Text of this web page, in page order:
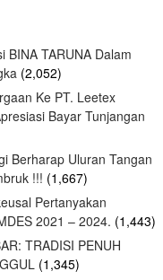
BINA TARUNA Dalam
(2,052)
Ke PT. Leetex
Bayar Tunjangan
Berharap Uluran Tangan
!!! (1,667)
Pertanyakan
2021 – 2024. (1,443)
TRADISI PENUH
(1,345)